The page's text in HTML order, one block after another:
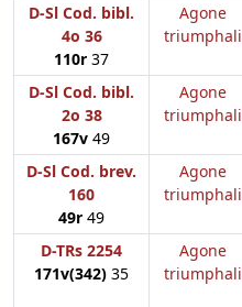
D-Sl Cod. bibl.
4o 36
110r 37
Agone
triumphali
D-Sl Cod. bibl.
2o 38
167v 49
Agone
triumphali
D-Sl Cod. brev.
160
49r 49
Agone
triumphali
D-TRs 2254
171v(342) 35
Agone
triumphali